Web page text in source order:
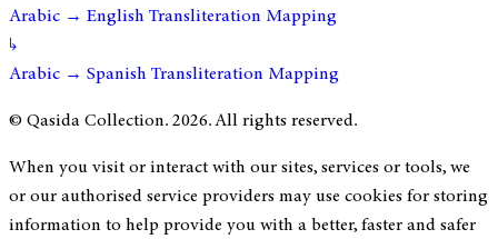
Arabic → English Transliteration Mapping
↳
Arabic → Spanish Transliteration Mapping
© Qasida Collection.2026. All rights reserved.
When you visit or interact with our sites, services or tools, we
or our authorised service providers may use cookies for storing
information to help provide you with a better, faster and safer